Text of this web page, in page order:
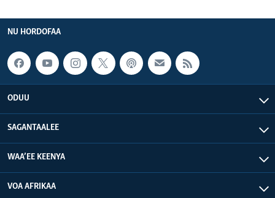
NU HORDOFAA
ODUU
SAGANTAALEE
WAA’EE KEENYA
VOA AFRIKAA